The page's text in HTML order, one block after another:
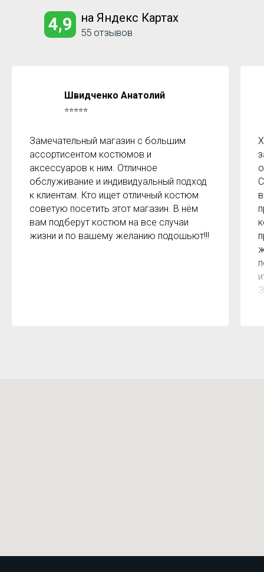
55 отзывов
на Яндекс Картах
4,9
Швидченко Анатолий
⭐⭐⭐⭐⭐
Замечательный магазин с большим
ассортисентом костюмов и
аксессуаров к ним. Отличное
обслуживание и индивидуальный подход
к клиентам. Кто ищет отличный костюм
советую посетить этот магазин. В нём
вам подберут костюм на все случаи
жизни и по вашему желанию подошьют!!!